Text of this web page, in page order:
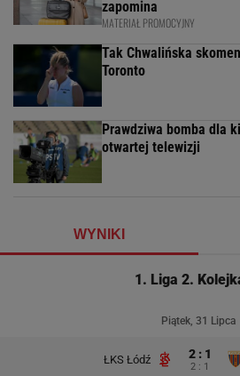
zapomina
MATERIAŁ PROMOCYJNY
Tak Chwalińska
Toronto
Prawdziwa bomba dla
otwartej telewizji
WYNIKI
1. Liga 2.
Piątek, 31 Lipca
ŁKS Łódź 2 : 1
2 : 1